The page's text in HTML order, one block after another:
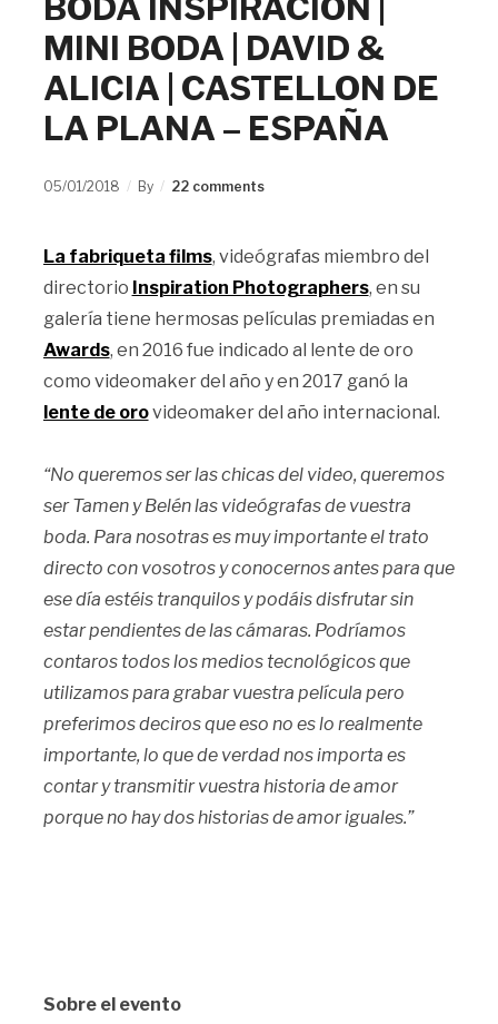
MINI BODA | DAVID &
ALICIA | CASTELLON DE
LA PLANA – ESPAÑA
05/01/2018 By 22 comments
La fabriqueta films, videógrafas miembro del
directorio Inspiration Photographers, en su
galería tiene hermosas películas premiadas en
Awards, en 2016 fue indicado al lente de oro
como videomaker del año y en 2017 ganó la
lente de orovideomaker del año internacional.
“No queremos ser las chicas del video, queremos
ser Tamen y Belén las videógrafas de vuestra
boda. Para nosotras es muy importante el trato
directo con vosotros y conocernos antes para que
ese día estéis tranquilos y podáis disfrutar sin
estar pendientes de las cámaras. Podríamos
contaros todos los medios tecnológicos que
utilizamos para grabar vuestra película pero
preferimos deciros que eso no es lo realmente
importante, lo que de verdad nos importa es
contar y transmitir vuestra historia de amor
porque no hay dos historias de amor iguales.”
Sobre el evento